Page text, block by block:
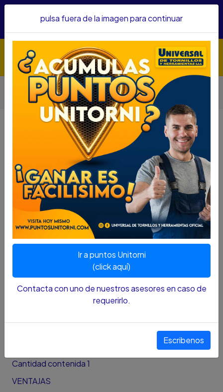
confianza&nbsp;Recibe un KIT PARRILLERO por compras
Inicio Abrasivos
Discos
DISCO DIAMANTADO SEGMENTADO BOSCH 9" CONCRETO
REF.2608602200
DISCO DIAMANTADO
SEGMENTADO BOSCH 9"
CONCRETO REF.2608602200
DESCRIPCIÓN
DISCO DIAMANTADO SEGMENTADO BOSCH 9"
CONCRETO REF.2608602200
SKU....55900415
DESCRIPCIÓN....
Terminación Diamantado
Nombre funcional Disco
Cantidad contenida 1
VENTAJAS
pulsa fuera de la imagen para continuar
Ir a puntos Unitorni
(click aquí)
Contacta con uno de nuestros asesores en caso de
requerirlo.
Escribenos